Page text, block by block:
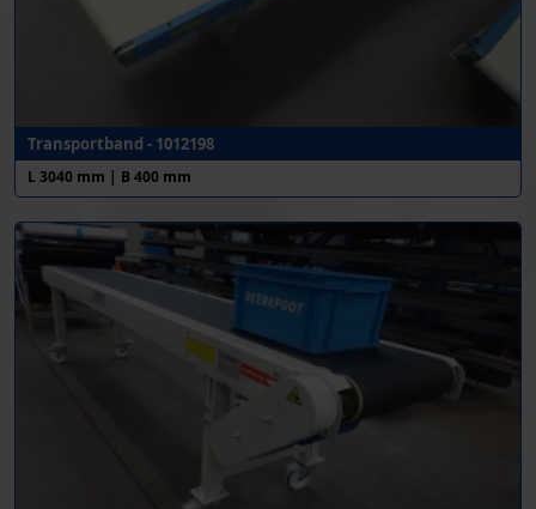
Transportband - 1012198
L 3040 mm | B 400 mm